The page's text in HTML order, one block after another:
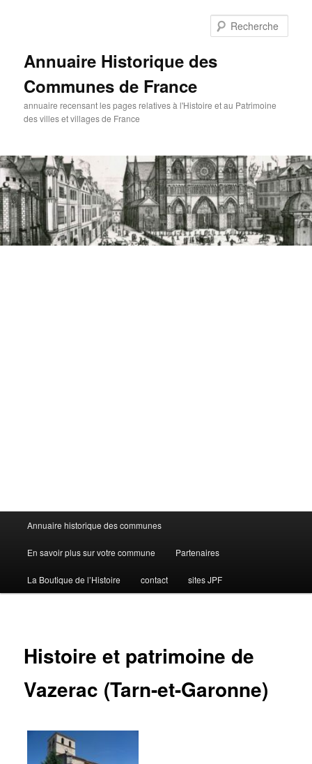
Annuaire Historique des
Communes de France
annuaire recensant les pages relatives à l'Histoire et au Patrimoine
des villes et villages de France
Menu
principal
Annuaire historique des communes
En savoir plus sur votre commune Partenaires
La Boutique de l’Histoire contact sites JPF
Histoire et patrimoine de
Vazerac (Tarn-et-Garonne)